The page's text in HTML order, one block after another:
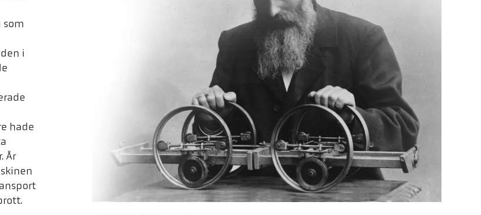
som
i
hade
År